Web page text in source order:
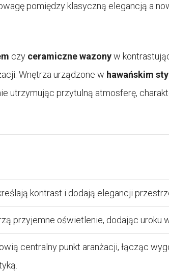
pomiędzy klasyczną elegancją a
czy ceramiczne wazonyw
Wnętrza urządzone w hawańskim
utrzymując przytulną atmosferę,
kontrast i dodają elegancji
przyjemne oświetlenie, dodając uroku
centralny punkt aranżacji, łącząc